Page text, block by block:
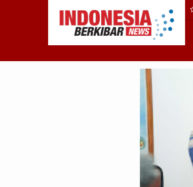
Capai Rp50 Miliar